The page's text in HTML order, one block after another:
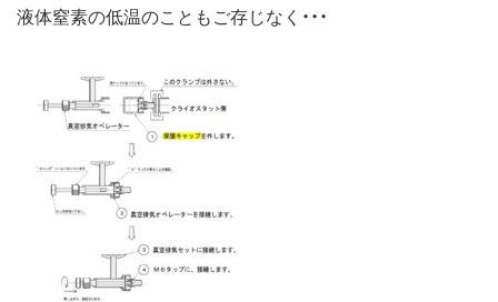
液体窒素の低温のこともご存じなく・・・